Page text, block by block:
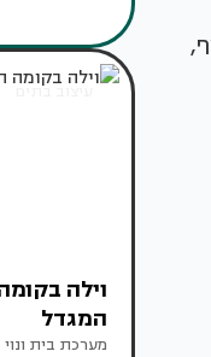
עיצוב בתים
המגדל
מערכת בית ונוי